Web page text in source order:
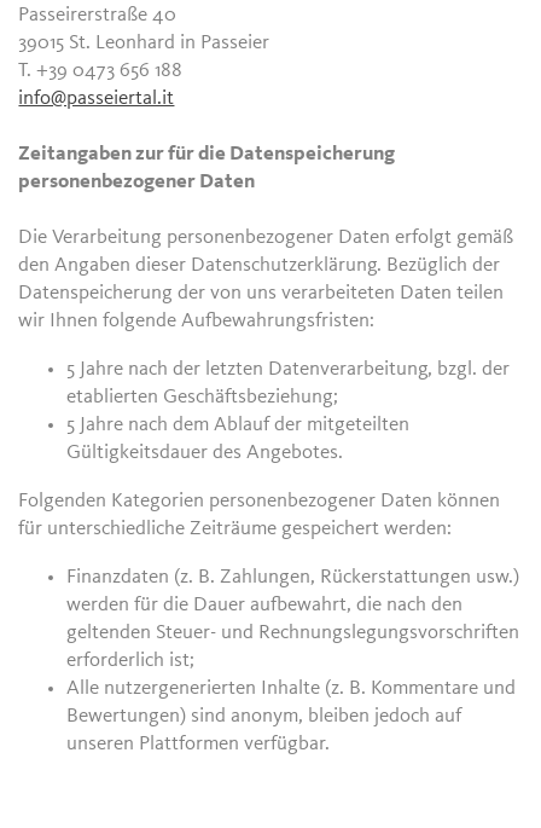
Passeirerstraße 40
39015 St. Leonhard in Passeier
T. +39 0473 656 188
info@passeiertal.it
Zeitangaben zur für die Datenspeicherung
personenbezogener Daten
Die Verarbeitung personenbezogener Daten erfolgt gemäß
den Angaben dieser Datenschutzerklärung. Bezüglich der
Datenspeicherung der von uns verarbeiteten Daten teilen
wir Ihnen folgende Aufbewahrungsfristen:
5 Jahre nach der letzten Datenverarbeitung, bzgl. der
etablierten Geschäftsbeziehung;
5 Jahre nach dem Ablauf der mitgeteilten
Gültigkeitsdauer des Angebotes.
Folgenden Kategorien personenbezogener Daten können
für unterschiedliche Zeiträume gespeichert werden:
Finanzdaten (z. B. Zahlungen, Rückerstattungen usw.)
werden für die Dauer aufbewahrt, die nach den
geltenden Steuer- und Rechnungslegungsvorschriften
erforderlich ist;
Alle nutzergenerierten Inhalte (z. B. Kommentare und
Bewertungen) sind anonym, bleiben jedoch auf
unseren Plattformen verfügbar.